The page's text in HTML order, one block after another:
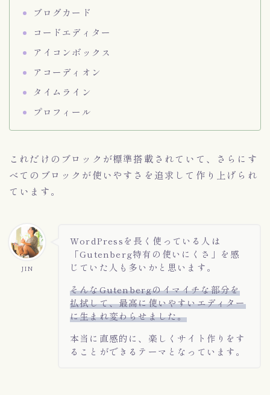
ブログカード
コードエディター
アイコンボックス
アコーディオン
タイムライン
プロフィール
これだけのブロックが標準搭載されていて、さらにす
べてのブロックが使いやすさを追求して作り上げられ
ています。
JIN
WordPressを長く使っている人は
「Gutenberg特有の使いにくさ」を感
じていた人も多いかと思います。
そんなGutenbergのイマイチな部分を
払拭して、最高に使いやすいエディター
に生まれ変わらせました。
本当に直感的に、楽しくサイト作りをす
ることができるテーマとなっています。